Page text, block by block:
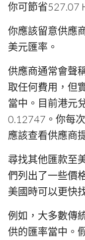
你可節省527.07
你應該留意供應
美元匯率。
供應商通常會聲
取任何費用，但
當中。目前港元
0.12747。你每
應該查看供應商
尋找其他匯款至
們列出了一些價
美國時可以更快
例如，大多數傳
供的匯率當中。